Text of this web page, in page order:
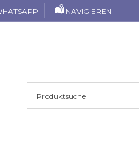
NAVIGIEREN